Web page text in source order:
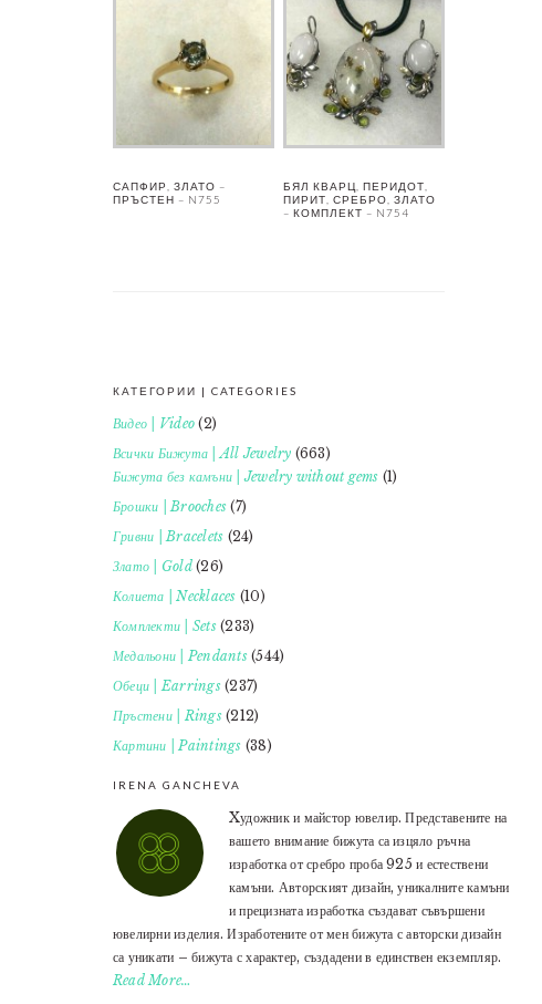
САПФИР, ЗЛАТО –
ПРЪСТЕН – N755
БЯЛ КВАРЦ, ПЕРИДОТ,
ПИРИТ, СРЕБРО, ЗЛАТО
– КОМПЛЕКТ – N754
КАТЕГОРИИ | CATEGORIES
Видео | Video (2)
Всички Бижута | All Jewelry (663)
Бижута без камъни | Jewelry without gems (1)
Брошки | Brooches (7)
Гривни | Bracelets (24)
Злато | Gold(26)
Колиета | Necklaces (10)
Комплекти | Sets(233)
Медальони | Pendants(544)
Обеци | Earrings(237)
Пръстени | Rings(212)
Картини | Paintings (38)
IRENA GANCHEVA
Xудожник и майстор ювелир. Представените на
вашето внимание бижута са изцяло ръчна
изработка от сребро проба 925 и естествени
камъни. Авторският дизайн, уникалните камъни
и прецизната изработка създават съвършени
ювелирни изделия. Изработените от мен бижута с авторски дизайн
са уникати – бижута с характер, създадени в единствен екземпляр.
Read More…